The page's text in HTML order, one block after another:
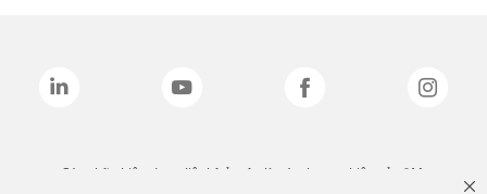
Các nhãn hiệu được liệt kê ở trên là các thương hiệu của 3M.